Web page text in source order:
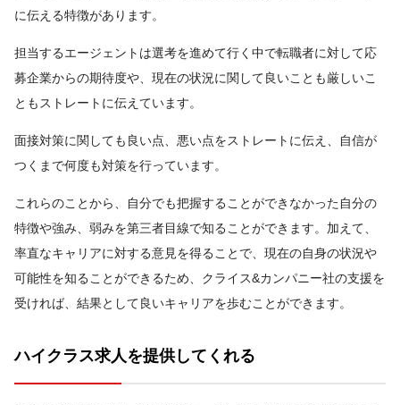
に伝える特徴があります。
担当するエージェントは選考を進めて行く中で転職者に対して応
募企業からの期待度や、現在の状況に関して良いことも厳しいこ
ともストレートに伝えています。
面接対策に関しても良い点、悪い点をストレートに伝え、自信が
つくまで何度も対策を行っています。
これらのことから、自分でも把握することができなかった自分の
特徴や強み、弱みを第三者目線で知ることができます。加えて、
率直なキャリアに対する意見を得ることで、現在の自身の状況や
可能性を知ることができるため、クライス&カンパニー社の支援を
受ければ、結果として良いキャリアを歩むことができます。
ハイクラス求人を提供してくれる